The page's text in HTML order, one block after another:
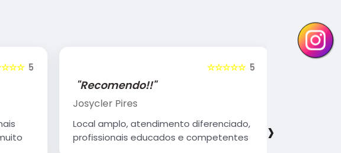
5 5
☆☆☆☆☆
"Recomendo!!"
Josycler Pires
Local amplo, atendimento diferenciado,
profissionais educados e competentes
›